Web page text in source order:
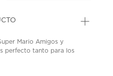
Mario Amigos y
perfecto tanto para los